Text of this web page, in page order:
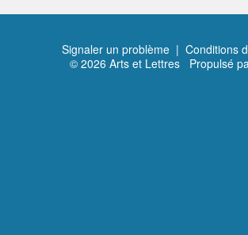
Signaler un problème | Conditions
© 2026 Arts et Lettres Propulsé